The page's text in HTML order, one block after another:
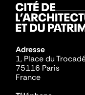
Adresse
1, Place du
75116 Paris
France